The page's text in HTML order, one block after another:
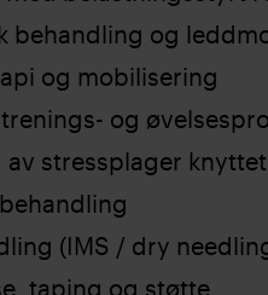
behandling og
og mobilisering
og
av stressplager
(IMS / dry
taping og støtte